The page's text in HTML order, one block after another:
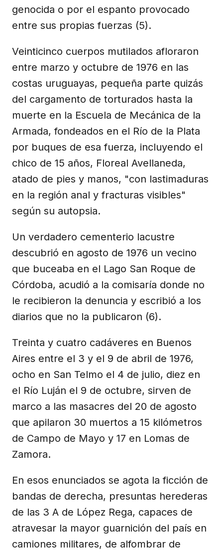
genocida o por el espanto provocado
entre sus propias fuerzas (5).
Veinticinco cuerpos mutilados afloraron
entre marzo y octubre de 1976 en las
costas uruguayas, pequeña parte quizás
del cargamento de torturados hasta la
muerte en la Escuela de Mecánica de la
Armada, fondeados en el Río de la Plata
por buques de esa fuerza, incluyendo el
chico de 15 años, Floreal Avellaneda,
atado de pies y manos, "con lastimaduras
en la región anal y fracturas visibles"
según su autopsia.
Un verdadero cementerio lacustre
descubrió en agosto de 1976 un vecino
que buceaba en el Lago San Roque de
Córdoba, acudió a la comisaría donde no
le recibieron la denuncia y escribió a los
diarios que no la publicaron (6).
Treinta y cuatro cadáveres en Buenos
Aires entre el 3 y el 9 de abril de 1976,
ocho en San Telmo el 4 de julio, diez en
el Río Luján el 9 de octubre, sirven de
marco a las masacres del 20 de agosto
que apilaron 30 muertos a 15 kilómetros
de Campo de Mayo y 17 en Lomas de
Zamora.
En esos enunciados se agota la ficción de
bandas de derecha, presuntas herederas
de las 3 A de López Rega, capaces de
atravesar la mayor guarnición del país en
camiones militares, de alfombrar de